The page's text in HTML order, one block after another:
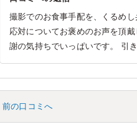
撮影でのお食事手配を、くるめ
応対についてお褒めのお声を頂
謝の気持ちでいっぱいです。 引
前の口コミへ